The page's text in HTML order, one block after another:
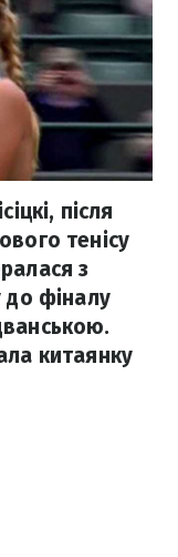
після
тенісу
з
до фіналу
китаянку